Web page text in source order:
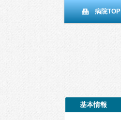
病院TOP
基本情報